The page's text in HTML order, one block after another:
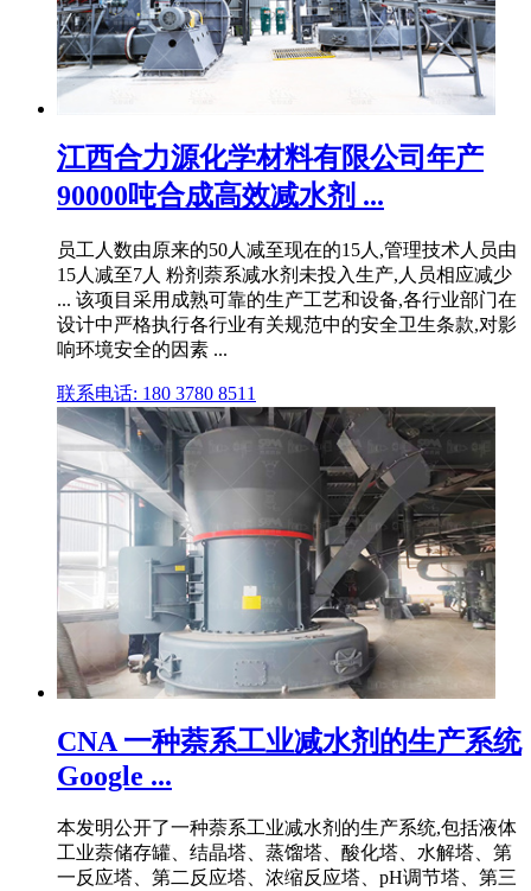
江西合力源化学材料有限公司年产
90000吨合成高效减水剂 ...
员工人数由原来的50人减至现在的15人,管理技术人员由
15人减至7人 粉剂萘系减水剂未投入生产,人员相应减少
... 该项目采用成熟可靠的生产工艺和设备,各行业部门在
设计中严格执行各行业有关规范中的安全卫生条款,对影
响环境安全的因素 ...
联系电话: 180 3780 8511
CNA 一种萘系工业减水剂的生产系统
Google ...
本发明公开了一种萘系工业减水剂的生产系统,包括液体
工业萘储存罐、结晶塔、蒸馏塔、酸化塔、水解塔、第
一反应塔、第二反应塔、浓缩反应塔、pH调节塔、第三